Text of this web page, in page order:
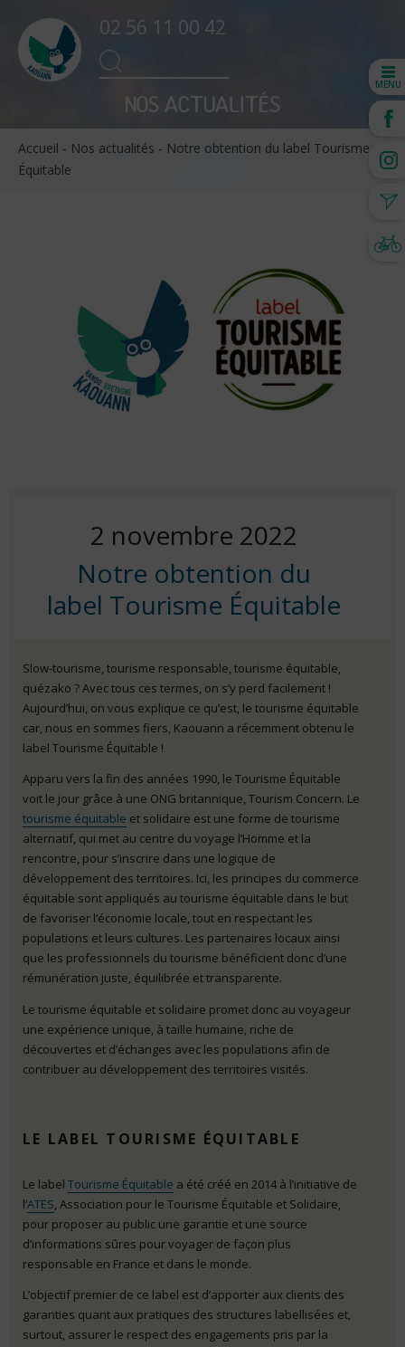
Search
for:
SEARCH
02 56 11 00 42
NOS ACTUALITÉS
MENU
Accueil - Nos actualités - Notre obtention du label Tourisme
Équitable
Posted
on
2 novembre 2022
Notre obtention du
label Tourisme Équitable
Slow-tourisme, tourisme responsable, tourisme équitable,
quézako ? Avec tous ces termes, on s’y perd facilement !
Aujourd’hui, on vous explique ce qu’est, le tourisme équitable
car, nous en sommes fiers, Kaouann a récemment obtenu le
label Tourisme Équitable !
Apparu vers la fin des années 1990, le Tourisme Équitable
voit le jour grâce à une ONG britannique, Tourism Concern. Le
tourisme équitable et solidaire est une forme de tourisme
alternatif, qui met au centre du voyage l’Homme et la
rencontre, pour s’inscrire dans une logique de
développement des territoires. Ici, les principes du commerce
équitable sont appliqués au tourisme équitable dans le but
de favoriser l’économie locale, tout en respectant les
populations et leurs cultures. Les partenaires locaux ainsi
que les professionnels du tourisme bénéficient donc d’une
rémunération juste, équilibrée et transparente.
Le tourisme équitable et solidaire promet donc au voyageur
une expérience unique, à taille humaine, riche de
découvertes et d’échanges avec les populations afin de
contribuer au développement des territoires visités.
LE LABEL TOURISME ÉQUITABLE
Le label Tourisme Équitable a été créé en 2014 à l’initiative de
l’ATES, Association pour le Tourisme Équitable et Solidaire,
pour proposer au public une garantie et une source
d’informations sûres pour voyager de façon plus
responsable en France et dans le monde.
L’objectif premier de ce label est d’apporter aux clients des
garanties quant aux pratiques des structures labellisées et,
surtout, assurer le respect des engagements pris par la